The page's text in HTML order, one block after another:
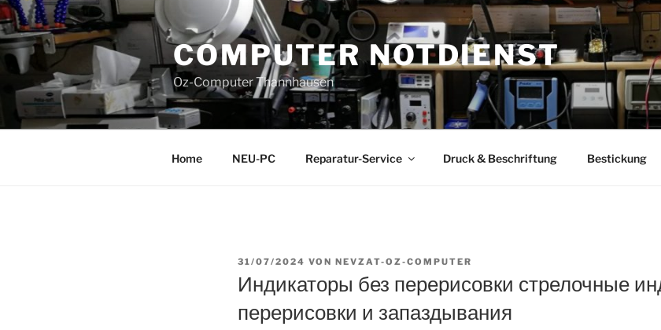
Zum
Inhalt
springen
COMPUTER NOTDIENST
Oz-Computer Thannhausen
Home NEU-PC Reparatur-Service Druck & Beschriftung Bestickung
VERÖFFENTLICHT
31/07/2024 VON NEVZAT-OZ-COMPUTER
Индикаторы без перерисовки стрелочные
перерисовки и запаздывания